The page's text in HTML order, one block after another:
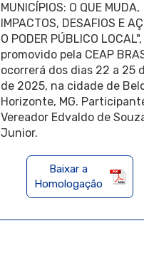
MUNICÍPIOS: O QUE MUDA,
IMPACTOS, DESAFIOS E
O PODER PÚBLICO LOCAL",
promovido pela CEAP
ocorrerá dos dias 22 a 25
de 2025, na cidade de
Horizonte, MG.
Vereador Edvaldo de
Junior.
Baixar a
Homologação